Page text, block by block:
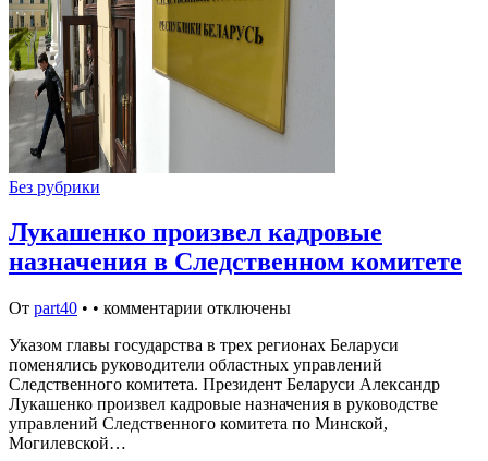
Без рубрики
Лукашенко произвел кадровые
назначения в Следственном комитете
От part40 • • комментарии отключены
Указом главы государства в трех регионах Беларуси
поменялись руководители областных управлений
Следственного комитета. Президент Беларуси Александр
Лукашенко произвел кадровые назначения в руководстве
управлений Следственного комитета по Минской,
Могилевской…